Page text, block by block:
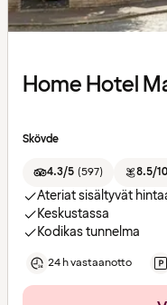
Home Hotel
Skövde
4.3/5 (597) 8.5/10
Ateriat sisältyvät
Keskustassa
Kodikas tunnelma
24 h vastaanotto